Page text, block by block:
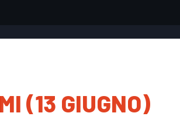
(13 GIUGNO)